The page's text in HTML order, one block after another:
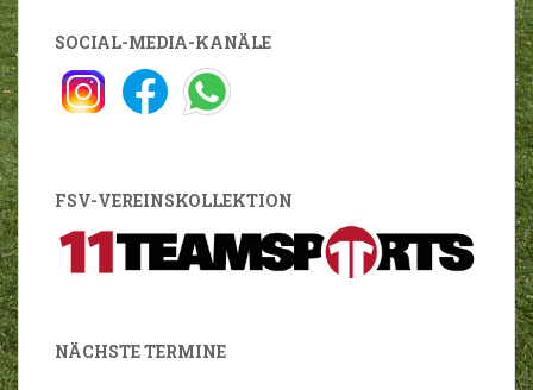
SOCIAL-MEDIA-KANÄLE
FSV-VEREINSKOLLEKTION
NÄCHSTE TERMINE